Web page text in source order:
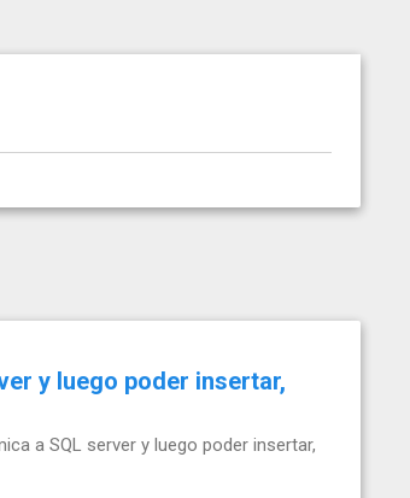
y luego poder insertar,
a SQL server y luego poder insertar,